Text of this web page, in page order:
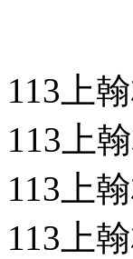
113上
113上
113上
113上